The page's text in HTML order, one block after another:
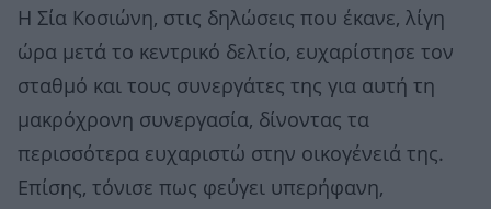
Η Σία Κοσιώνη, στις δηλώσεις που έκανε, λίγη
ώρα μετά το κεντρικό δελτίο, ευχαρίστησε τον
σταθμό και τους συνεργάτες της για αυτή τη
μακρόχρονη συνεργασία, δίνοντας τα
περισσότερα ευχαριστώ στην οικογένειά της.
Επίσης, τόνισε πως φεύγει υπερήφανη,